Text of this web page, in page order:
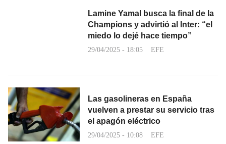
Lamine Yamal busca la final de la
Champions y advirtió al Inter: “el
miedo lo dejé hace tiempo”
29/04/2025 - 18:05 EFE
Las gasolineras en España
vuelven a prestar su servicio tras
el apagón eléctrico
29/04/2025 - 10:08 EFE